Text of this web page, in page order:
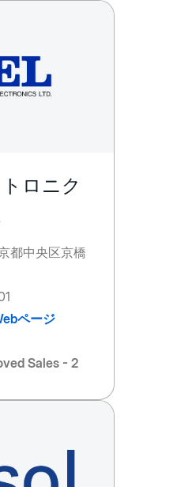
ロニク
都中央区京橋
6801
ページ
Sales - 2